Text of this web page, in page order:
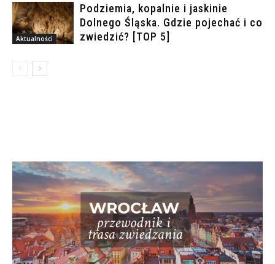
Aktualności
Podziemia, kopalnie i jaskinie
Dolnego Śląska. Gdzie pojechać i co
zwiedzić? [TOP 5]